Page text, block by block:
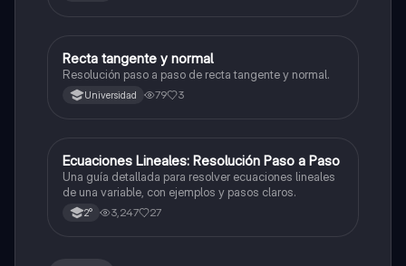
Matemáticas
Recta tangente y normal
Resolución paso a paso de recta tangente y normal.
Universidad 79 3
Matemáticas
Ecuaciones Lineales: Resolución Paso a Paso
Una guía detallada para resolver ecuaciones lineales
de una variable, con ejemplos y pasos claros.
2° 3,247 27